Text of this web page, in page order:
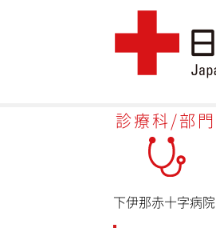
診療科/部門
下伊那赤十字病院